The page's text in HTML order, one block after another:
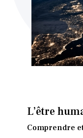
L’être
Comprendre
beginning
of
the